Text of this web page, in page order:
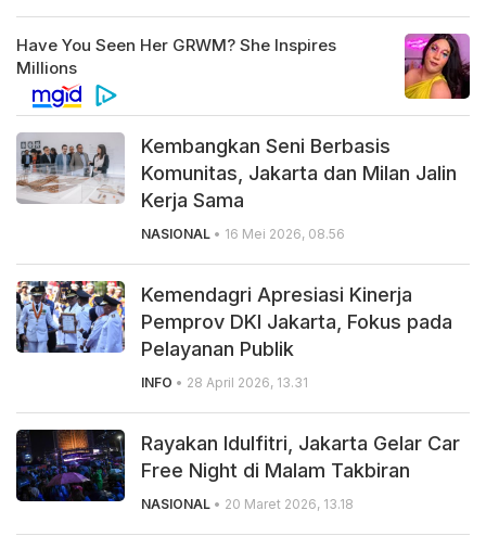
Kembangkan Seni Berbasis
Komunitas, Jakarta dan Milan Jalin
Kerja Sama
NASIONAL • 16 Mei 2026, 08.56
Kemendagri Apresiasi Kinerja
Pemprov DKI Jakarta, Fokus pada
Pelayanan Publik
INFO • 28 April 2026, 13.31
Rayakan Idulfitri, Jakarta Gelar Car
Free Night di Malam Takbiran
NASIONAL • 20 Maret 2026, 13.18